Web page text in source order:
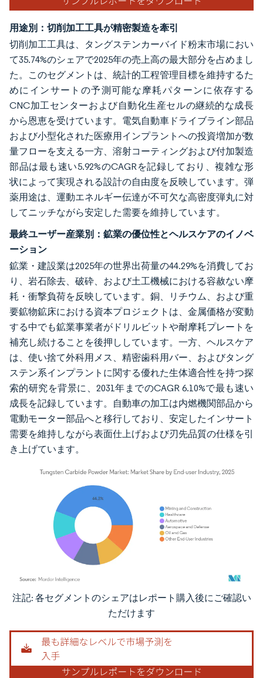
用途別：切削加工工具が精密製造を牽引
切削加工工具は、タングステンカーバイド粉末市場におい
て35.74%のシェアで2025年の売上高の最大部分を占めまし
た。このセグメントは、統計的工程管理目標を維持するた
めにインサートの予測可能な摩耗パターンに依存する
CNC加工センターおよび自動化生産セルの継続的な成長
から恩恵を受けています。電気自動車ドライブライン部品
および小型化された医療用インプラントへの投資増加が数
量フローを支える一方、溶射コーティングおよび付加製造
部品は最も速い5.92%のCAGRを記録しており、複雑な形
状によって実現される設計の自由度を反映しています。弾
薬用途は、運動エネルギー伝達が不可欠な高密度弾丸に対
してニッチながら安定した需要を維持しています。
最終ユーザー産業別：鉱業の優位性とヘルスケアのイノベ
ーション
鉱業・建設業は2025年の世界出荷量の44.29%を消費してお
り、岩石除去、破砕、および土工機械における容赦ない摩
耗・衝撃負荷を反映しています。銅、リチウム、および重
要鉱物鉱床における資本プロジェクトは、金属価格が変動
する中でも鉱業事業者がドリルビットや耐摩耗プレートを
補充し続けることを後押ししています。一方、ヘルスケア
は、使い捨て外科用メス、精密歯科用バー、およびタング
ステン系インプラントに関する優れた生体適合性を持つ探
索的研究を背景に、2031年までのCAGR 6.10%で最も速い
成長を記録しています。自動車の加工は内燃機関部品から
電動モーター部品へと移行しており、安定したインサート
需要を維持しながら表面仕上げおよび刃先品質の仕様を引
き上げています。
画像 © Mordor Intelligence。再利用にはCC BY 4.0の表示が必要です。
注記: 各セグメントのシェアはレポート購入後にご確認い
ただけます